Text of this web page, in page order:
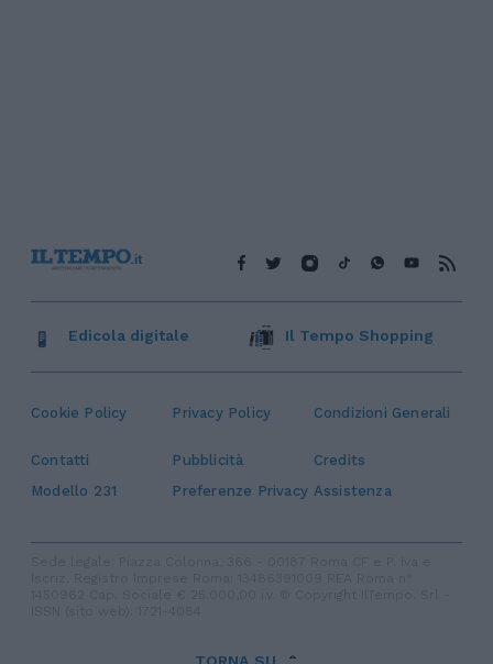
Cookie Policy Privacy Policy Condizioni Generali
Contatti Pubblicità
Credits
Modello 231
Preferenze Privacy Assistenza
Edicola digitale Il Tempo Shopping